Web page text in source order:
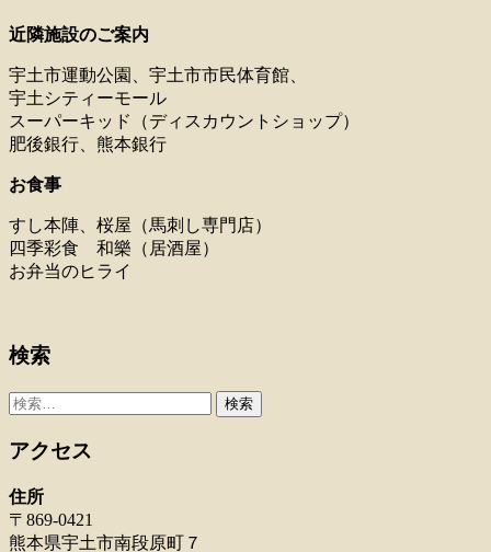
近隣施設のご案内
宇土市運動公園、宇土市市民体育館、
宇土シティーモール
スーパーキッド（ディスカウントショップ）
肥後銀行、熊本銀行
お食事
すし本陣、桜屋（馬刺し専門店）
四季彩食 和樂（居酒屋）
お弁当のヒライ
検索
検
アクセス
住所
〒869-0421
熊本県宇土市南段原町７